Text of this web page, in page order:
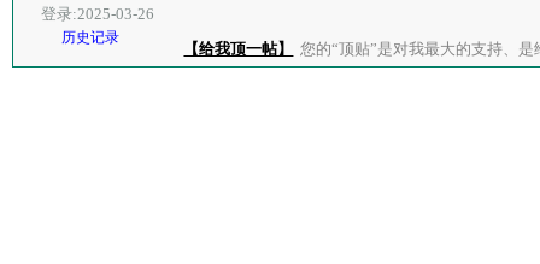
登录:2025-03-26
历史记录
【给我顶一帖】 您的“顶贴”是对我最大的支持、